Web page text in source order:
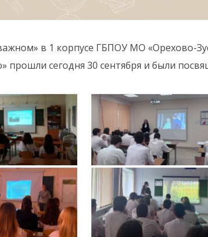
в 1 корпусе ГБПОУ МО «Орехово-
прошли сегодня 30 сентября и были